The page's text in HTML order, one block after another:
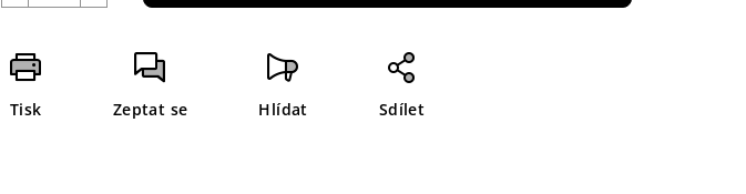
Tisk Zeptat se Hlídat Sdílet